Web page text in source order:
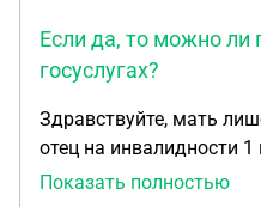
Если да, то можно ли
госуслугах?
Здравствуйте, мать
отец на инвалидности
ребёнок получать
Показать полностью